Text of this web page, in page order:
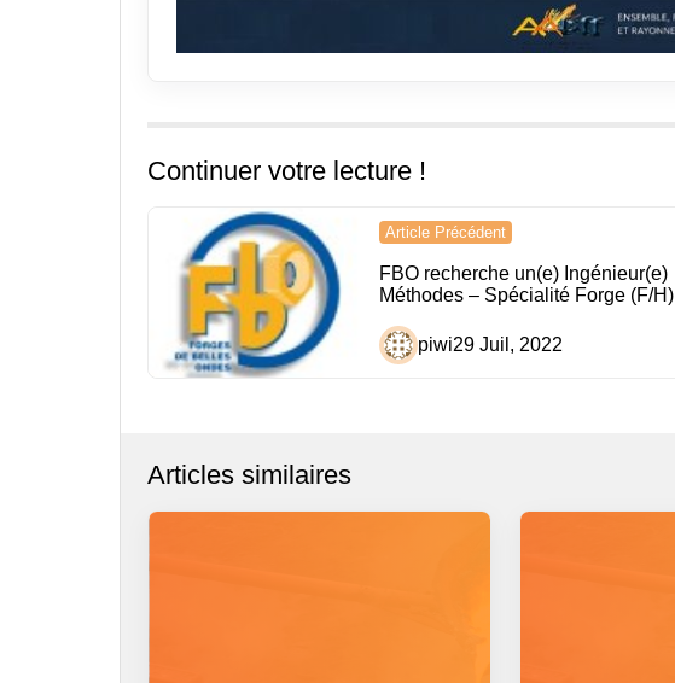
Continuer votre lecture !
Navigation
de
l’article
Article Précédent
FBO recherche un(e) Ingénieur(e)
Méthodes – Spécialité Forge (F/H)
piwi29 Juil, 2022
Articles similaires